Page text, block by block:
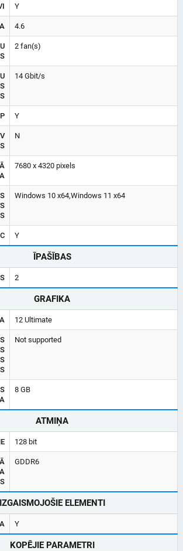
Y
4.6
2 fan(s)
14 Gbit/s
Y
N
7680 x 4320 pixels
Windows 10 x64,Windows 11 x64
Y
ĪPAŠĪBAS
2
GRAFIKA
12 Ultimate
Not supported
8 GB
ATMIŅA
128 bit
GDDR6
IZGAISMOJOŠIE ELEMENTI
Y
KOPĒJIE PARAMETRI